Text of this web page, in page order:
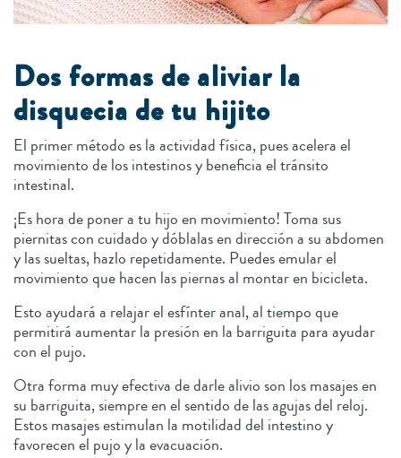
Dos formas de aliviar la
disquecia de tu hijito
El primer método es la actividad física, pues acelera el
movimiento de los intestinos y beneficia el tránsito
intestinal.
¡Es hora de poner a tu hijo en movimiento! Toma sus
piernitas con cuidado y dóblalas en dirección a su abdomen
y las sueltas, hazlo repetidamente. Puedes emular el
movimiento que hacen las piernas al montar en bicicleta.
Esto ayudará a relajar el esfínter anal, al tiempo que
permitirá aumentar la presión en la barriguita para ayudar
con el pujo.
Otra forma muy efectiva de darle alivio son los masajes en
su barriguita, siempre en el sentido de las agujas del reloj.
Estos masajes estimulan la motilidad del intestino y
favorecen el pujo y la evacuación.